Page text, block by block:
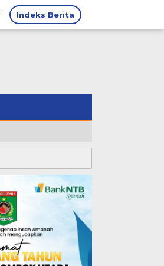
Indeks Berita